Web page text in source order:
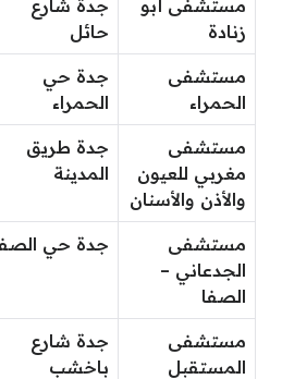
مستشفى أبو
زنادة
جدة شارع
حائل
مستشفى
الحمراء
جدة حي
الحمراء
مستشفى
مغربي للعيون
والأذن والأسنان
جدة طريق
المدينة
مستشفى
الجدعاني –
الصفا
جدة حي
مستشفى
المستقبل
جدة شارع
باخشب